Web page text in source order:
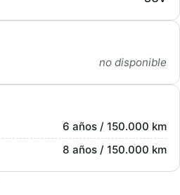
no disponible
6 años / 150.000 km
8 años / 150.000 km